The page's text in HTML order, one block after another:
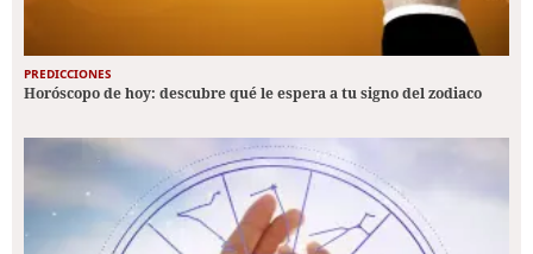
PREDICCIONES
Horóscopo de hoy: descubre qué le espera a tu signo del zodiaco